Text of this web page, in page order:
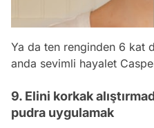
Ya da ten renginden 6 kat
anda sevimli hayalet
9. Elini korkak
pudra uygulamak